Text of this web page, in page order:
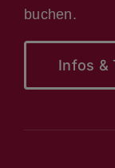
buchen.
Infos &